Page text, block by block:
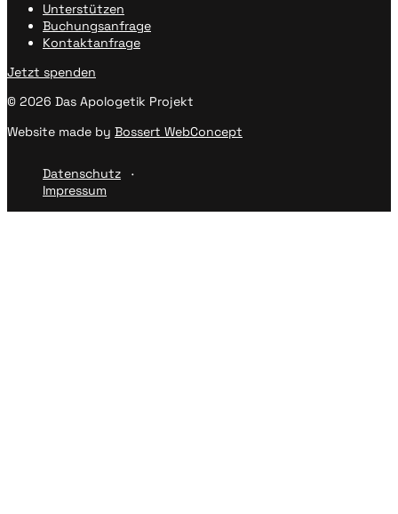
Unterstützen
Buchungsanfrage
Kontaktanfrage
Jetzt spenden
© 2026 Das Apologetik Projekt
Website made by Bossert WebConcept
Datenschutz
Impressum